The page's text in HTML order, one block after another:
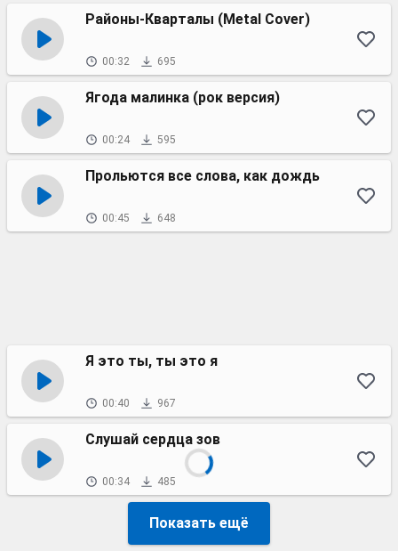
Районы-Кварталы (Metal Cover)
00:32 695
Ягода малинка (рок версия)
00:24 595
Прольются все слова, как дождь
00:45 648
Я это ты, ты это я
00:40 967
Слушай сердца зов
00:34 485
Показать ещё